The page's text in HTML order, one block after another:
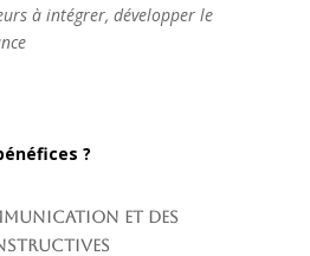
à intégrer, développer le
?
et des